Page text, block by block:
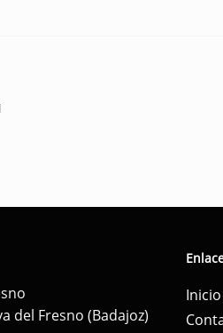
del Fresno (Badajoz)
Inicio